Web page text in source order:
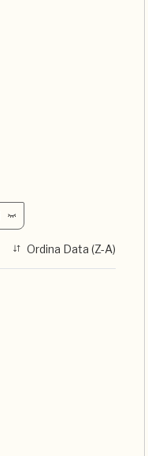
Ordina Data (Z-A)